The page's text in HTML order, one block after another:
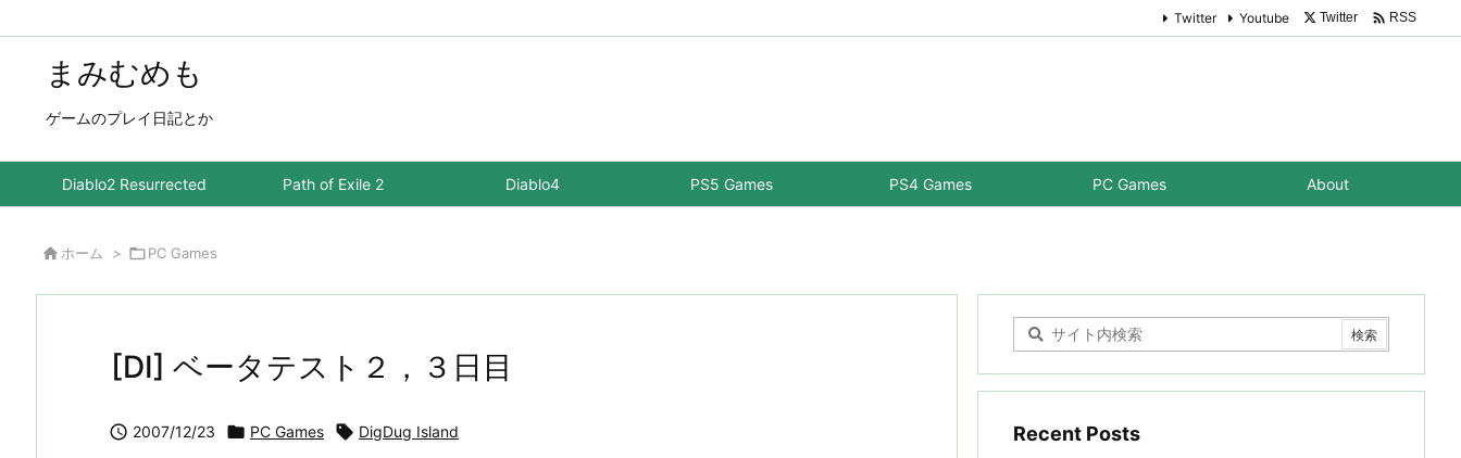
まみむめも
ゲームのプレイ日記とか
Diablo2 Resurrected Path of Exile 2 Diablo4 PS5 Games PS4 Games PC Games About
Twitter Youtube Twitter  RSS
 ホーム > PC Games
[DI] ベータテスト２，３日目
 2007/12/23  PC Games  DigDug Island Recent Posts